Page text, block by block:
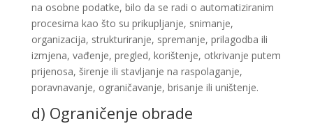
na osobne podatke, bilo da se radi o automatiziranim
procesima kao što su prikupljanje, snimanje,
organizacija, strukturiranje, spremanje, prilagodba ili
izmjena, vađenje, pregled, korištenje, otkrivanje putem
prijenosa, širenje ili stavljanje na raspolaganje,
poravnavanje, ograničavanje, brisanje ili uništenje.
d) Ograničenje obrade